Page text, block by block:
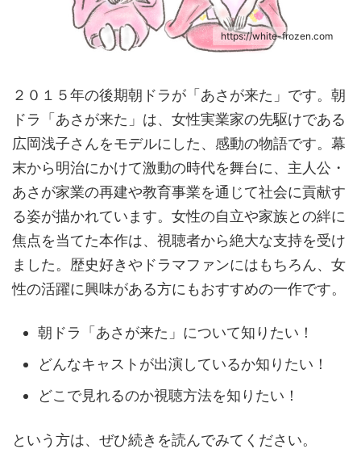
https://white-frozen.com
２０１５年の後期朝ドラが「あさが来た」です。朝
ドラ「あさが来た」は、女性実業家の先駆けである
広岡浅子さんをモデルにした、感動の物語です。幕
末から明治にかけて激動の時代を舞台に、主人公・
あさが家業の再建や教育事業を通じて社会に貢献す
る姿が描かれています。女性の自立や家族との絆に
焦点を当てた本作は、視聴者から絶大な支持を受け
ました。歴史好きやドラマファンにはもちろん、女
性の活躍に興味がある方にもおすすめの一作です。
朝ドラ「あさが来た」について知りたい！
どんなキャストが出演しているか知りたい！
どこで見れるのか視聴方法を知りたい！
という方は、ぜひ続きを読んでみてください。